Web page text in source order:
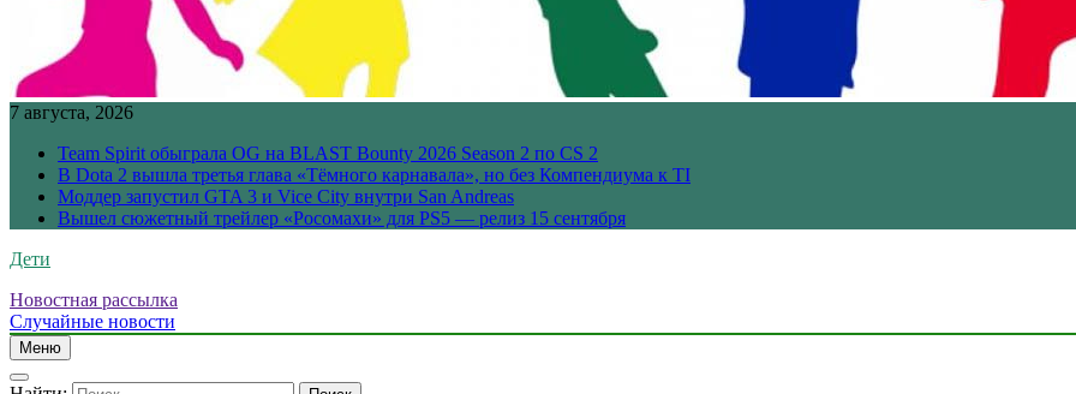
7 августа, 2026
Team Spirit обыграла OG на BLAST Bounty 2026 Season 2 по CS 2
В Dota 2 вышла третья глава «Тёмного карнавала», но без Компендиума к TI
Моддер запустил GTA 3 и Vice City внутри San Andreas
Вышел сюжетный трейлер «Росомахи» для PS5 — релиз 15 сентября
Дети
Новостная рассылка
Случайные новости
Меню